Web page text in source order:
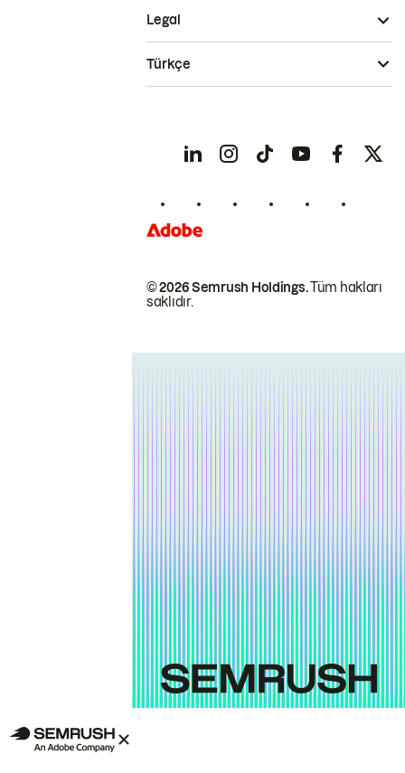
© 2026 Semrush Holdings.Tüm hakları
saklıdır.
Legal
Türkçe